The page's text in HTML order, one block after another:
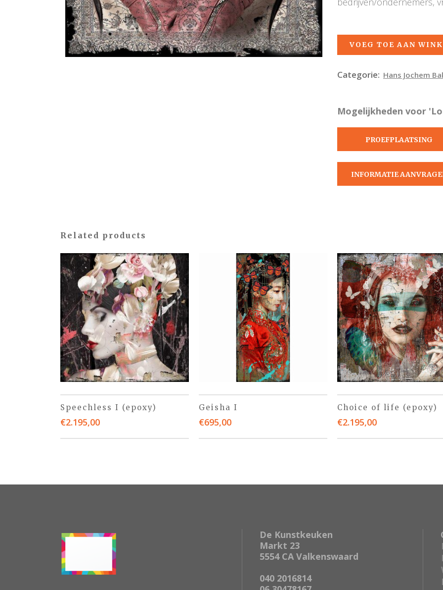
VOEG TOE AAN
Categorie: Hans Jochem
Mogelijkheden voor
PROEFPLAATSING
INFORMATIE
Related products
Speechless I (epoxy)
€2.195,00
Geisha I
€695,00
Choice of life (epoxy)
€2.195,00
De Kunstkeuken
Markt 23
5554 CA Valkenswaard
040 2016814